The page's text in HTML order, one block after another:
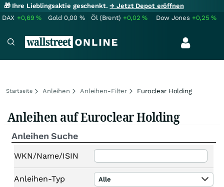
🎁 Ihre Lieblingsaktie geschenkt.→ Jetzt Depot eröffnen
DAX +0,69% Gold 0,00 % Öl (Brent) +0,02% Dow Jones +0,25%
Startseite Anleihen Anleihen-Filter Euroclear Holding
Anleihen auf Euroclear Holding
Anleihen Suche
WKN/Name/ISIN
Anleihen-Typ Alle